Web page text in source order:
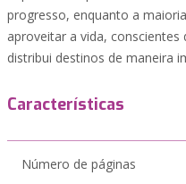
progresso, enquanto a
aproveitar a vida,
distribui destinos de maneira
Características
Número de páginas